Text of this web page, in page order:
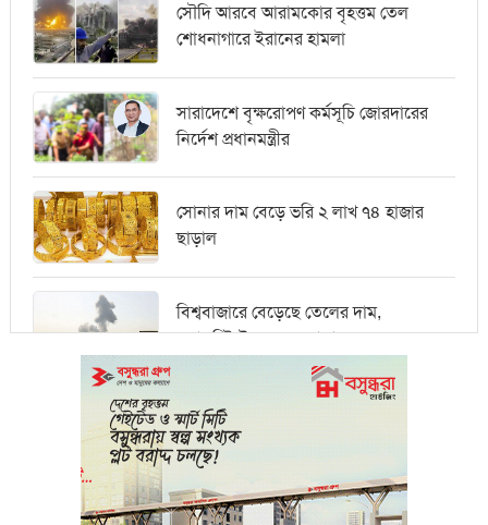
সৌদি আরবে আরামকোর বৃহত্তম তেল
শোধনাগারে ইরানের হামলা
সারাদেশে বৃক্ষরোপণ কর্মসূচি জোরদারের
নির্দেশ প্রধানমন্ত্রীর
সোনার দাম বেড়ে ভরি ২ লাখ ৭৪ হাজার
ছাড়াল
বিশ্ববাজারে বেড়েছে তেলের দাম,
ওয়ালস্ট্রিটে পতনের আভাস
মধ্যপ্রাচ্যে সংকটের কারণে কার্গো পরিবহনে
বিঘ্ন ঘটছে
পরিবেশবান্ধব উদ্যোক্তারা ইউসিবি থেকে